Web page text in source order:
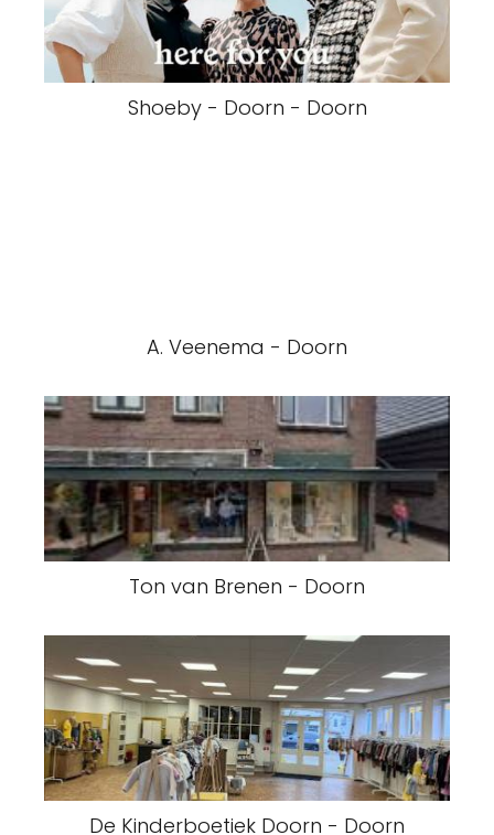
Shoeby - Doorn - Doorn
A. Veenema - Doorn
Ton van Brenen - Doorn
De Kinderboetiek Doorn - Doorn